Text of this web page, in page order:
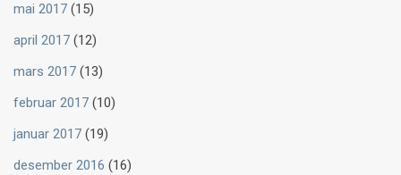
mai 2017 (15)
april 2017 (12)
mars 2017 (13)
februar 2017 (10)
januar 2017 (19)
desember 2016 (16)